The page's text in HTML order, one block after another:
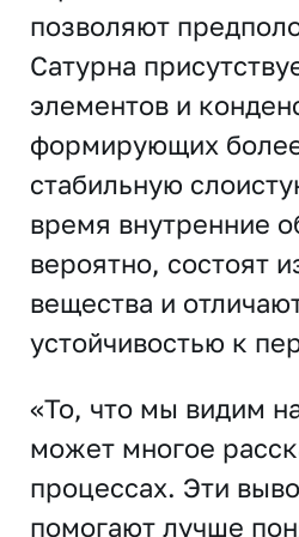
позволяют
Сатурна
элементов и
формирующих
стабильную
время внутренние
вероятно, состоят
вещества и
устойчивостью к
«То, что мы видим
может многое
процессах. Эти
помогают лучше